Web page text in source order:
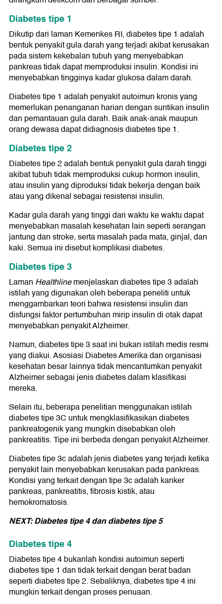
Diabetes tipe 1
Dikutip dari laman Kemenkes RI, diabetes tipe 1 adalah
bentuk penyakit gula darah yang terjadi akibat kerusakan
pada sistem kekebalan tubuh yang menyebabkan
pankreas tidak dapat memproduksi insulin. Kondisi ini
menyebabkan tingginya kadar glukosa dalam darah.
Diabetes tipe 1 adalah penyakit autoimun kronis yang
memerlukan penanganan harian dengan suntikan insulin
dan pemantauan gula darah. Baik anak-anak maupun
orang dewasa dapat didiagnosis diabetes tipe 1.
Diabetes tipe 2
Diabetes tipe 2 adalah bentuk penyakit gula darah tinggi
akibat tubuh tidak memproduksi cukup hormon insulin,
atau insulin yang diproduksi tidak bekerja dengan baik
atau yang dikenal sebagai resistensi insulin.
Kadar gula darah yang tinggi dari waktu ke waktu dapat
menyebabkan masalah kesehatan lain seperti serangan
jantung dan stroke, serta masalah pada mata, ginjal, dan
kaki. Semua ini disebut komplikasi diabetes.
Diabetes tipe 3
Laman Healthlinemenjelaskan diabetes tipe 3 adalah
istilah yang digunakan oleh beberapa peneliti untuk
menggambarkan teori bahwa resistensi insulin dan
disfungsi faktor pertumbuhan mirip insulin di otak dapat
menyebabkan penyakit Alzheimer.
Namun, diabetes tipe 3 saat ini bukan istilah medis resmi
yang diakui. Asosiasi Diabetes Amerika dan organisasi
kesehatan besar lainnya tidak mencantumkan penyakit
Alzheimer sebagai jenis diabetes dalam klasifikasi
mereka.
Selain itu, beberapa penelitian menggunakan istilah
diabetes tipe 3C untuk mengklasifikasikan diabetes
pankreatogenik yang mungkin disebabkan oleh
pankreatitis. Tipe ini berbeda dengan penyakit Alzheimer.
Diabetes tipe 3c adalah jenis diabetes yang terjadi ketika
penyakit lain menyebabkan kerusakan pada pankreas.
Kondisi yang terkait dengan tipe 3c adalah kanker
pankreas, pankreatitis, fibrosis kistik, atau
hemokromatosis.
NEXT: Diabetes tipe 4 dan diabetes tipe 5
Diabetes tipe 4
Diabetes tipe 4 bukanlah kondisi autoimun seperti
diabetes tipe 1 dan tidak terkait dengan berat badan
seperti diabetes tipe 2. Sebaliknya, diabetes tipe 4 ini
mungkin terkait dengan proses penuaan.